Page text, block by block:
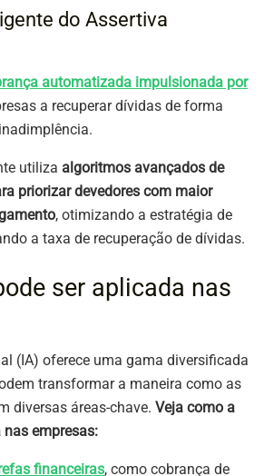
do Assertiva
automatizada impulsionada por
a recuperar dívidas de forma
utiliza algoritmos avançados de
priorizar devedores com maior
, otimizando a estratégia de
a taxa de recuperação de dívidas.
ser aplicada nas
(IA) oferece uma gama diversificada
transformar a maneira como as
diversas áreas-chave. Veja como a
nas empresas:
financeiras, como cobrança de